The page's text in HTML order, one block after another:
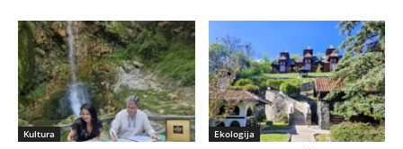
Kultura Ekologija